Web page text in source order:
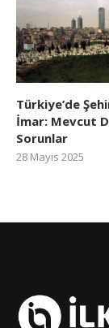
Türkiye’de
İmar: Mevcut
Sorunlar
28 Mayıs 2025